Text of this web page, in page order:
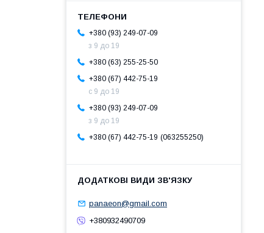
+380 (93) 249-07-09
з 9 до 19
+380 (63) 255-25-50
+380 (67) 442-75-19
с 9 до 19
+380 (93) 249-07-09
з 9 до 19
+380 (67) 442-75-19
063255250
panaeon@gmail.com
+380932490709